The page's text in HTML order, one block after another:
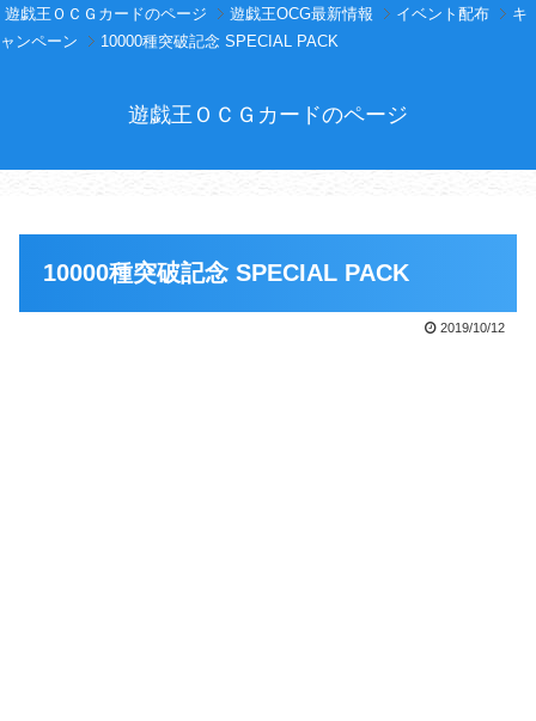
遊戯王ＯＣＧカードのページ 遊戯王OCG最新情報 イベント配布
キ
ャンペーン
10000種突破記念 SPECIAL PACK
遊戯王ＯＣＧカードのページ
10000種突破記念 SPECIAL PACK
2019/10/12